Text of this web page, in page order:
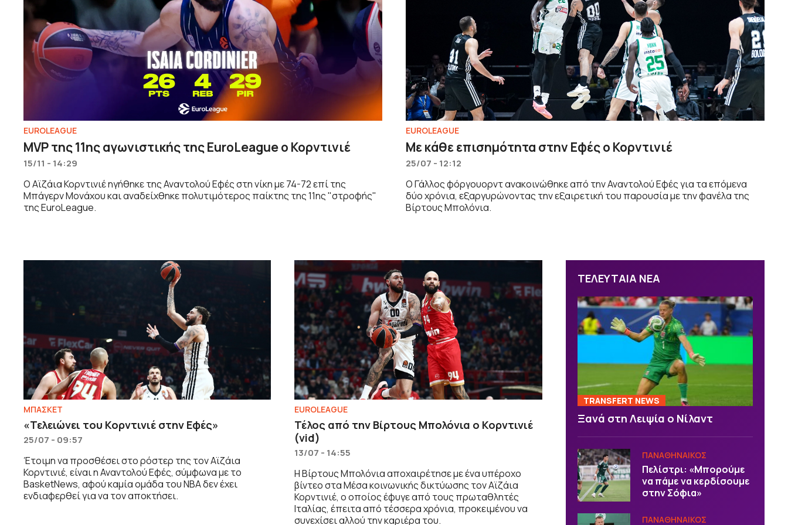
EUROLEAGUE
MVP της 11ης αγωνιστικής της EuroLeague ο Κορντινιέ
15/11 - 14:29
Ο Αϊζάια Κορντινιέ ηγήθηκε της Αναντολού Εφές στη νίκη με 74-72 επί της
Μπάγερν Μονάχου και αναδείχθηκε πολυτιμότερος παίκτης της 11ης "στροφής"
της EuroLeague.
EUROLEAGUE
Με κάθε επισημότητα στην Εφές ο Κορντινιέ
25/07 - 12:12
Ο Γάλλος φόργουορντ ανακοινώθηκε από την Αναντολού Εφές για τα επόμενα
δύο χρόνια, εξαργυρώνοντας την εξαιρετική του παρουσία με την φανέλα της
Βίρτους Μπολόνια.
ΜΠΑΣΚΕΤ
«Τελειώνει του Κορντινιέ στην Εφές»
25/07 - 09:57
Έτοιμη να προσθέσει στο ρόστερ της τον Αϊζάια
Κορντινιέ, είναι η Αναντολού Εφές, σύμφωνα με το
BasketNews, αφού καμία ομάδα του NBA δεν έχει
ενδιαφερθεί για να τον αποκτήσει.
EUROLEAGUE
Τέλος από την Βίρτους Μπολόνια ο Κορντινιέ
(vid)
13/07 - 14:55
H Bίρτους Μπολόνια αποχαιρέτησε με ένα υπέροχο
βίντεο στα Μέσα κοινωνικής δικτύωσης τον Αϊζάια
Κορντινιέ, ο οποίος έφυγε από τους πρωταθλητές
Ιταλίας, έπειτα από τέσσερα χρόνια, προκειμένου να
συνεχίσει αλλού την καριέρα του.
ΤΕΛΕΥΤΑΙΑ ΝΕΑ
TRANSFERT NEWS
Ξανά στη Λειψία ο Νίλαντ
ΠΑΝΑΘΗΝΑΙΚΟΣ
Πελίστρι: «Μπορούμε
να πάμε να κερδίσουμε
στην Σόφια»
ΠΑΝΑΘΗΝΑΙΚΟΣ